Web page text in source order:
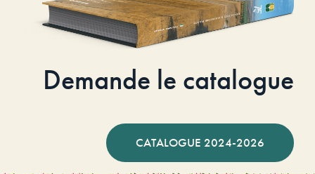
Demande le catalogue
CATALOGUE 2024-2026